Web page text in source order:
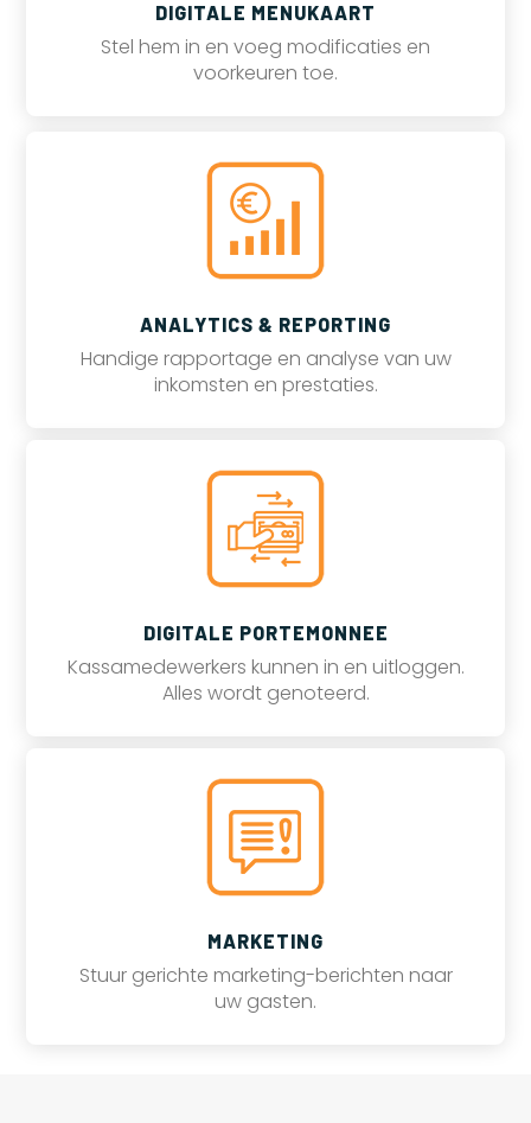
DIGITALE MENUKAART
Stel hem in en voeg modificaties en
voorkeuren toe.
ANALYTICS & REPORTING
Handige rapportage en analyse van uw
inkomsten en prestaties.
DIGITALE PORTEMONNEE
Kassamedewerkers kunnen in en uitloggen.
Alles wordt genoteerd.
MARKETING
Stuur gerichte marketing-berichten naar
uw gasten.